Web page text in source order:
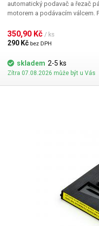
automatický podavač a řezač
motorem a podávacím válcem.
jeho zlomení. Díky tomuto
sami svépomocí podavač pásek
350,90 Kč / ks
290 Kč bez DPH
skladem 2-5 ks
Zítra 07.08.2026 může být u Vás